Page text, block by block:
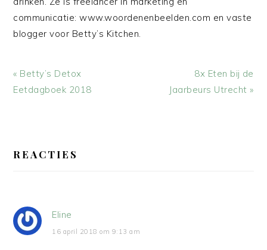
communicatie: www.woordenenbeelden.com en vaste
blogger voor Betty’s Kitchen.
Vorig
bericht:
« Betty’s Detox
Eetdagboek 2018
Volgend
bericht:
8x Eten bij de
Jaarbeurs Utrecht »
INTERACTIES
REACTIES
Eline
16 april 2018 om 9:13 am